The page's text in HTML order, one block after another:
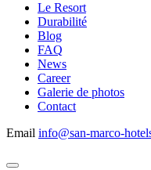
Le Resort
Durabilité
Blog
FAQ
News
Career
Galerie de photos
Contact
Email info@san-marco-